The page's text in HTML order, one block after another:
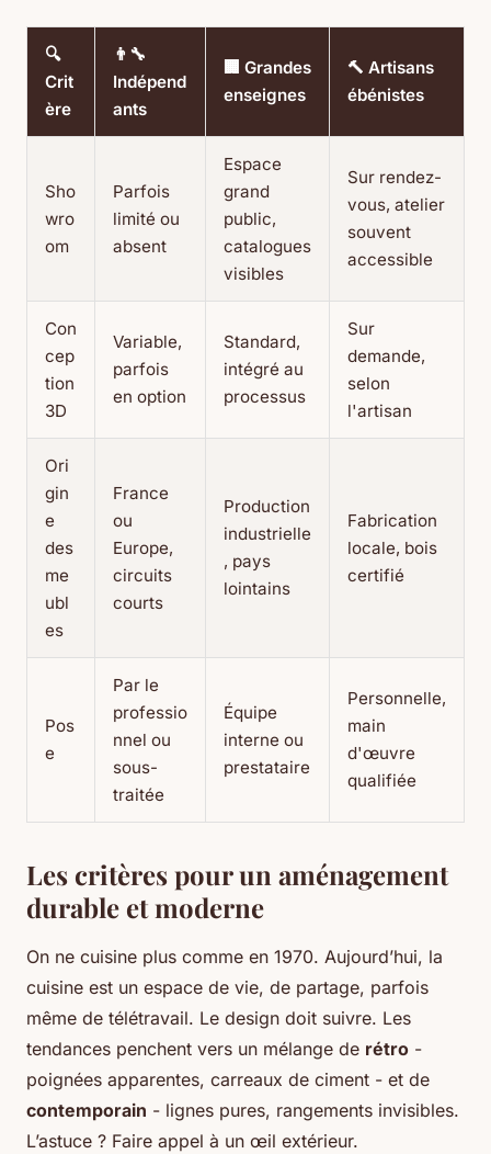
🔍
Crit
ère
👨‍🔧
Indépend
ants
🏢 Grandes
enseignes
🔨 Artisans
ébénistes
Sho
wro
om
Parfois
limité ou
absent
Espace
grand
public,
catalogues
visibles
Sur rendez-
vous, atelier
souvent
accessible
Con
cep
tion
3D
Variable,
parfois
en option
Standard,
intégré au
processus
Sur
demande,
selon
l'artisan
Ori
gin
e
des
me
ubl
es
France
ou
Europe,
circuits
courts
Production
industrielle
, pays
lointains
Fabrication
locale, bois
certifié
Pos
e
Par le
professio
nnel ou
sous-
traitée
Équipe
interne ou
prestataire
Personnelle,
main
d'œuvre
qualifiée
Les critères pour un aménagement
durable et moderne
On ne cuisine plus comme en 1970. Aujourd’hui, la
cuisine est un espace de vie, de partage, parfois
même de télétravail. Le design doit suivre. Les
tendances penchent vers un mélange de rétro -
poignées apparentes, carreaux de ciment - et de
contemporain - lignes pures, rangements invisibles.
L’astuce ? Faire appel à un œil extérieur.